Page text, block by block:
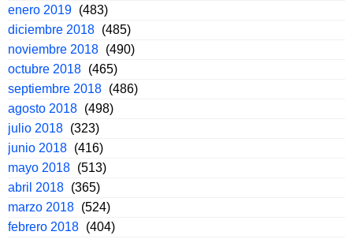
enero 2019 (483)
diciembre 2018 (485)
noviembre 2018 (490)
octubre 2018 (465)
septiembre 2018 (486)
agosto 2018 (498)
julio 2018 (323)
junio 2018 (416)
mayo 2018 (513)
abril 2018 (365)
marzo 2018 (524)
febrero 2018 (404)